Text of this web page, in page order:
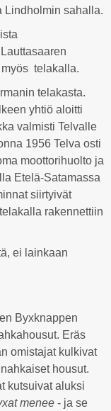
Lindholmin sahalla.
telakalla.
telakasta.
yhtiö aloitti
valmisti Telvalle
1956 Telva osti
moottorihuolto ja
Etelä-Satamassa
siirtyivät
rakennettiin
ei lainkaan
Byxknappen
Eräs
omistajat kulkivat
housut.
kutsuivat aluksi
menee - ja se